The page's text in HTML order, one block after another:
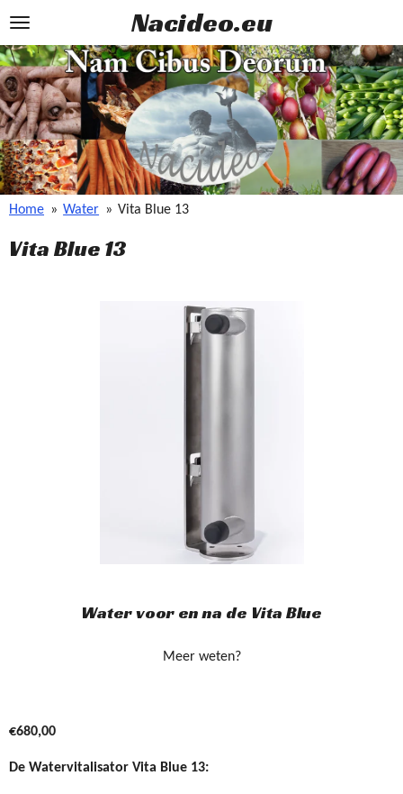
Ga
naar
de
hoofdinhoud
Nacideo.eu
Home » Water » Vita Blue 13
Vita Blue 13
Water voor en na de Vita Blue
Meer weten?
€680,00
De Watervitalisator Vita Blue 13: